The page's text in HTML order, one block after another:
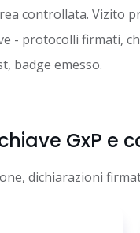
controllata. Vizito
- protocolli firmati,
badge emesso.
GxP e
dichiarazioni